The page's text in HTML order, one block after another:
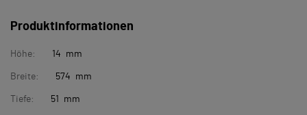
Produktinformationen
Höhe: 14 mm
Breite: 574 mm
Tiefe: 51 mm